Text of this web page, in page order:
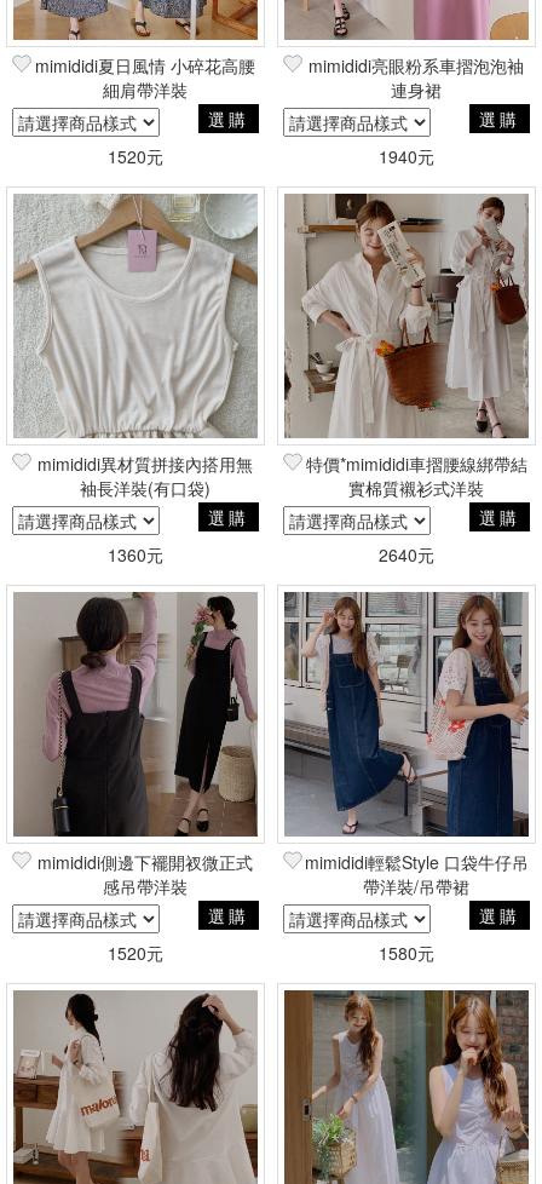
mimididi夏日風情 小碎花高腰
細肩帶洋裝
選購
1520元
mimididi亮眼粉系車摺泡泡袖
連身裙
選購
1940元
mimididi異材質拼接內搭用無
袖長洋裝(有口袋)
選購
1360元
特價*mimididi車摺腰線綁帶結
實棉質襯衫式洋裝
選購
2640元
mimididi側邊下襬開衩微正式
感吊帶洋裝
選購
1520元
mimididi輕鬆Style 口袋牛仔吊
帶洋裝/吊帶裙
選購
1580元